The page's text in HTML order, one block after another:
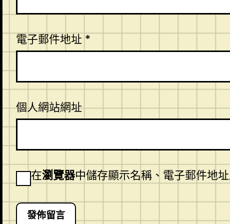
電子郵件地址 *
個人網站網址
在瀏覽器中儲存顯示名稱、電子郵件地